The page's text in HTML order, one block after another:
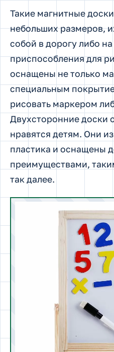
Такие магнитные
небольших размеров,
собой в дорогу либо
приспособления для
оснащены не только
специальным
рисовать маркером
Двухсторонние доски
нравятся детям. Они
пластика и оснащены
преимуществами,
так далее.